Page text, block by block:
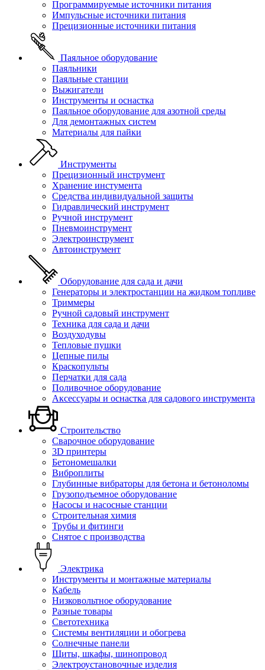
Программируемые источники питания
Импульсные источники питания
Прецизионные источники питания
Паяльное оборудование
Паяльники
Паяльные станции
Выжигатели
Инструменты и оснастка
Паяльное оборудование для азотной среды
Для демонтажных систем
Материалы для пайки
Инструменты
Прецизионный инструмент
Хранение инстумента
Средства индивидуальной защиты
Гидравлический инструмент
Ручной инструмент
Пневмоинструмент
Электроинструмент
Автоинструмент
Оборудование для сада и дачи
Генераторы и электростанции на жидком топливе
Триммеры
Ручной садовый инструмент
Техника для сада и дачи
Воздуходувы
Тепловые пушки
Цепные пилы
Краскопульты
Перчатки для сада
Поливочное оборудование
Аксессуары и оснастка для садового инструмента
Строительство
Сварочное оборудование
3D принтеры
Бетономешалки
Виброплиты
Глубинные вибраторы для бетона и бетоноломы
Грузоподъемное оборудование
Насосы и насосные станции
Строительная химия
Трубы и фитинги
Снятое с производства
Электрика
Инструменты и монтажные материалы
Кабель
Низковольтное оборудование
Разные товары
Светотехника
Системы вентиляции и обогрева
Солнечные панели
Щиты, шкафы, шинопровод
Электроустановочные изделия